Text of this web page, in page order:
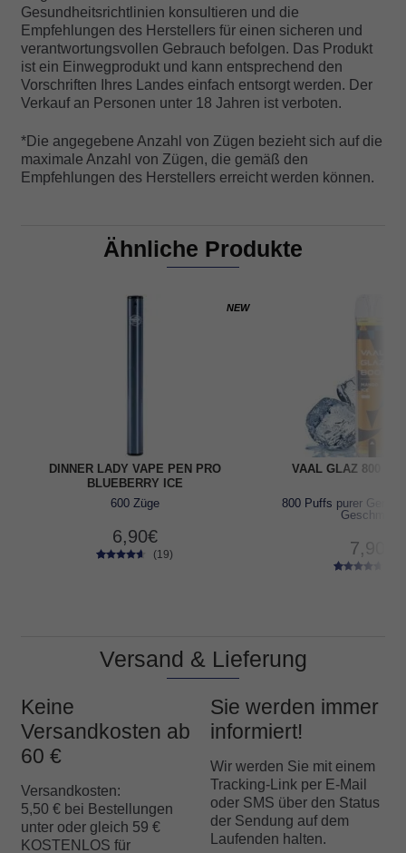
Gesundheitsrichtlinien konsultieren und die
Empfehlungen des Herstellers für einen sicheren und
verantwortungsvollen Gebrauch befolgen. Das Produkt
ist ein Einwegprodukt und kann entsprechend den
Vorschriften Ihres Landes einfach entsorgt werden. Der
Verkauf an Personen unter 18 Jahren ist verboten.
*Die angegebene Anzahl von Zügen bezieht sich auf die
maximale Anzahl von Zügen, die gemäß den
Empfehlungen des Herstellers erreicht werden können.
Ähnliche Produkte
NEW
DINNER LADY VAPE PEN PRO
BLUEBERRY ICE
600 Züge
6,90€
wertunge
n
(19)
VAAL GLAZ 800
800 Puffs purer
Geschmack
7,90
Versand & Lieferung
Keine
Versandkosten ab
60 €
Versandkosten:
5,50 € bei Bestellungen
unter oder gleich 59 €
KOSTENLOS für
Sie werden immer
informiert!
Wir werden Sie mit einem
Tracking-Link per E-Mail
oder SMS über den Status
der Sendung auf dem
Laufenden halten.